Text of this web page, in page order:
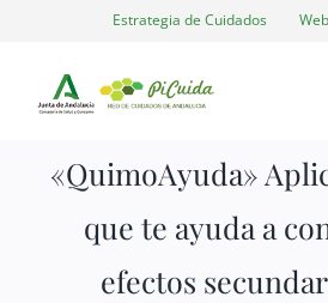
contenido
Estrategia de Cuidados
«QuimoAyuda»
que te ayuda a
efectos